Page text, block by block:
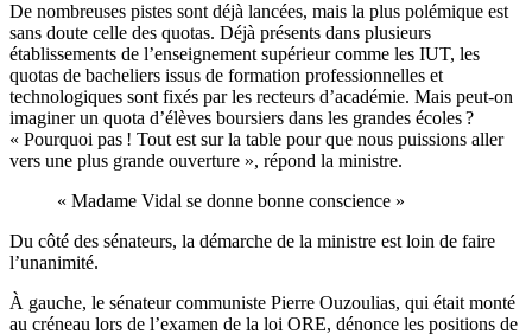
De nombreuses pistes sont déjà lancées, mais la plus polémique est
sans doute celle des quotas. Déjà présents dans plusieurs
établissements de l’enseignement supérieur comme les IUT, les
quotas de bacheliers issus de formation professionnelles et
technologiques sont fixés par les recteurs d’académie. Mais peut-on
imaginer un quota d’élèves boursiers dans les grandes écoles ?
« Pourquoi pas ! Tout est sur la table pour que nous puissions aller
vers une plus grande ouverture », répond la ministre.
« Madame Vidal se donne bonne conscience »
Du côté des sénateurs, la démarche de la ministre est loin de faire
l’unanimité.
À gauche, le sénateur communiste Pierre Ouzoulias, qui était monté
au créneau lors de l’examen de la loi ORE, dénonce les positions de